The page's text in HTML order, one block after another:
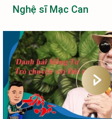
Nghệ sĩ Mạc Can